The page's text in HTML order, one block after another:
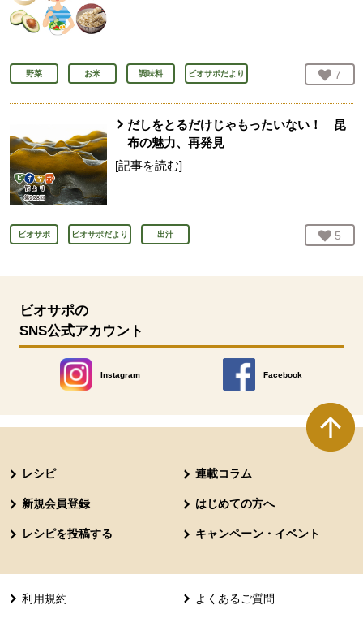
野菜 お米 調味料 ビオサポだより お気
7
だしをとるだけじゃもったいない！ 昆
布の魅力、再発見
[記事を読む]
ビオサポ ビオサポだより 出汁 お気
5
ビオサポの
SNS公式アカウント
Instagram
別のウィンドウで開きます。
Facebook
別のウィンドウで開きます
レシピ 連載コラム
新規会員登録 はじめての方へ
レシピを投稿する キャンペーン・イベント
利用規約 よくあるご質問